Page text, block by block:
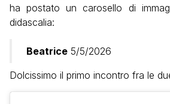
ha postato un carosello di
didascalia:
Beatrice 5/5/2026
Dolcissimo il primo incontro fra le